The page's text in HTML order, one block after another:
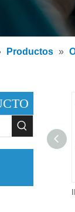
Los
Productos »